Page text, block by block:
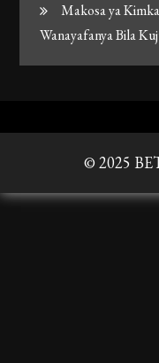
Makosa ya
Wanayafanya Bila